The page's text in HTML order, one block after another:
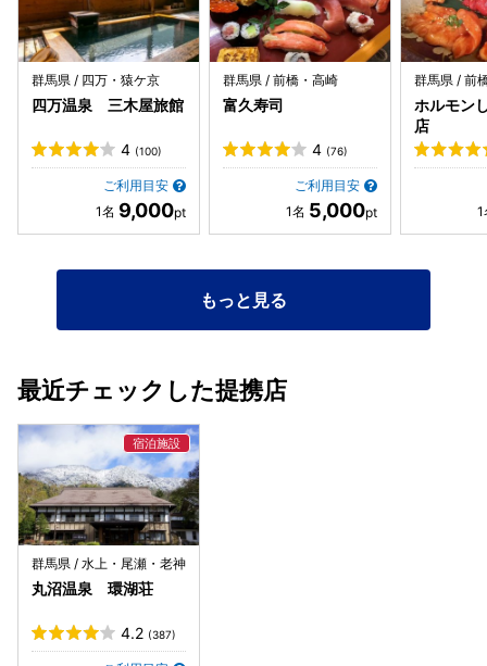
群馬県 / 四万・猿ケ京
四万温泉 三木屋旅館
4 (100)
ご利用目安
9,000
群馬県 / 前橋・高崎
富久寿司
4 (76)
ご利用目安
5,000
群馬県 / 前
ホルモン
店
もっと見る
最近チェックした提携店
群馬県 / 水上・尾瀬・老神
丸沼温泉 環湖荘
4.2 (387)